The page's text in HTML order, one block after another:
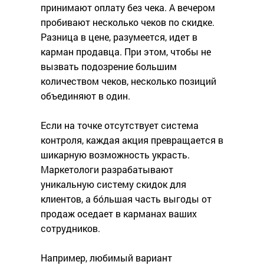
принимают оплату без чека. А вечером
пробивают несколько чеков по скидке.
Разница в цене, разумеется, идет в
карман продавца. При этом, чтобы не
вызвать подозрение большим
количеством чеков, несколько позиций
объединяют в один.
Если на точке отсутствует система
контроля, каждая акция превращается в
шикарную возможность украсть.
Маркетологи разрабатывают
уникальную систему скидок для
клиентов, а бóльшая часть выгоды от
продаж оседает в карманах ваших
сотрудников.
Например, любимый вариант